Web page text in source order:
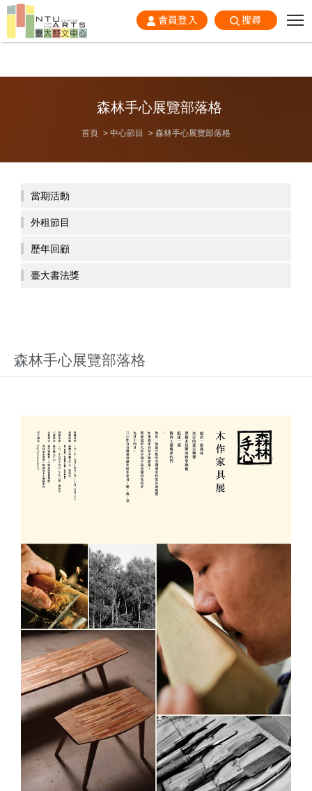
會員登入 搜尋
森林手心展覽部落格
首頁 中心節目 森林手心展覽部落格
當期活動
外租節目
歷年回顧
臺大書法獎
森林手心展覽部落格